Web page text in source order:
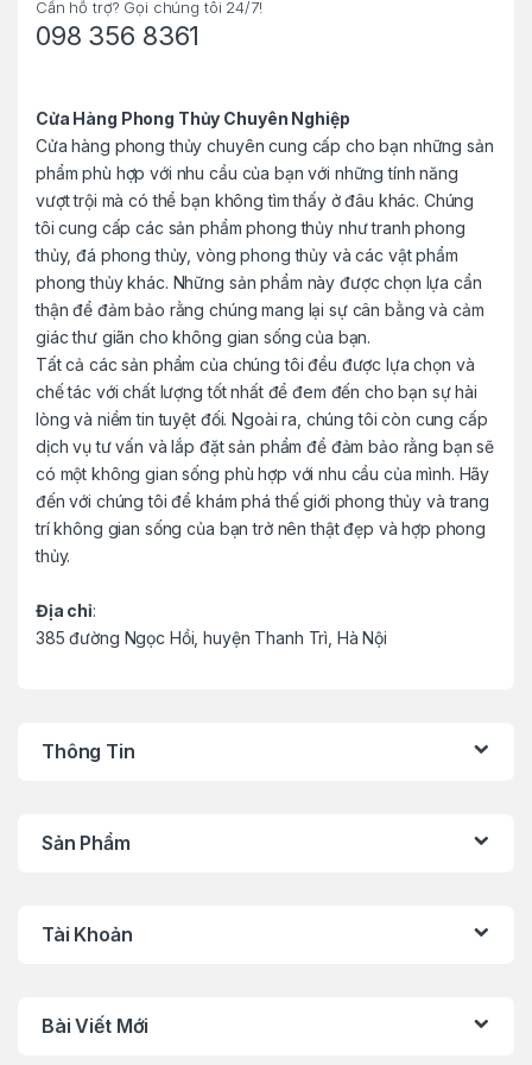
Cần hỗ trợ? Gọi chúng tôi 24/7!
098 356 8361
Cửa Hàng Phong Thủy Chuyên Nghiệp
Cửa hàng phong thủy chuyên cung cấp cho bạn những sản
phẩm phù hợp với nhu cầu của bạn với những tính năng
vượt trội mà có thể bạn không tìm thấy ở đâu khác. Chúng
tôi cung cấp các sản phẩm phong thủy như tranh phong
thủy, đá phong thủy, vòng phong thủy và các vật phẩm
phong thủy khác. Những sản phẩm này được chọn lựa cẩn
thận để đảm bảo rằng chúng mang lại sự cân bằng và cảm
giác thư giãn cho không gian sống của bạn.
Tất cả các sản phẩm của chúng tôi đều được lựa chọn và
chế tác với chất lượng tốt nhất để đem đến cho bạn sự hài
lòng và niềm tin tuyệt đối. Ngoài ra, chúng tôi còn cung cấp
dịch vụ tư vấn và lắp đặt sản phẩm để đảm bảo rằng bạn sẽ
có một không gian sống phù hợp với nhu cầu của mình. Hãy
đến với chúng tôi để khám phá thế giới phong thủy và trang
trí không gian sống của bạn trở nên thật đẹp và hợp phong
thủy.
Địa chỉ:
385 đường Ngọc Hồi, huyện Thanh Trì, Hà Nội
Thông Tin
Sản Phẩm
Tài Khoản
Bài Viết Mới